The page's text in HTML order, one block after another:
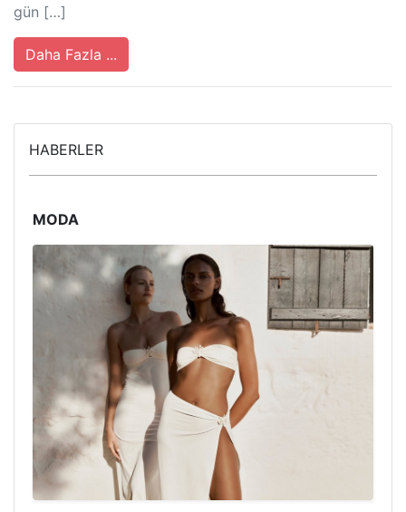
gün […]
Daha Fazla ...
HABERLER
MODA